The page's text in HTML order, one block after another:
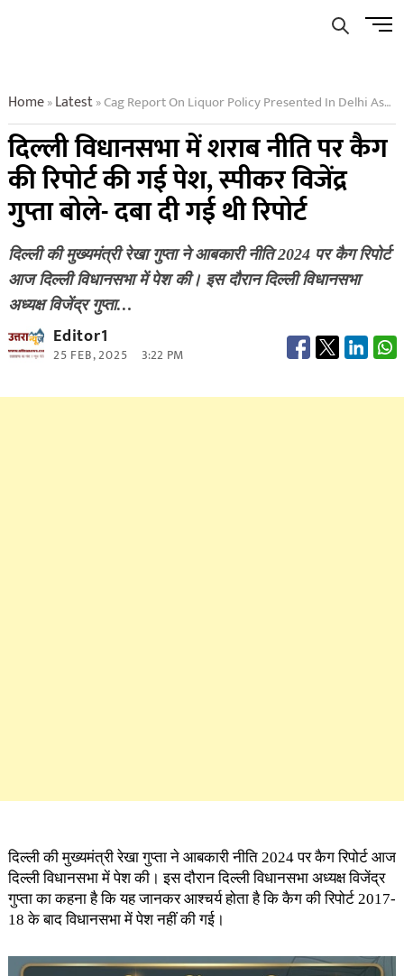
Menu
Home»Latest»Cag Report On Liquor Policy Presented In Delhi Assembly
दिल्ली विधानसभा में शराब नीति पर कैग
की रिपोर्ट की गई पेश, स्पीकर विजेंद्र
गुप्ता बोले- दबा दी गई थी रिपोर्ट
दिल्ली की मुख्यमंत्री रेखा गुप्ता ने आबकारी नीति 2024 पर कैग रिपोर्ट
आज दिल्ली विधानसभा में पेश की। इस दौरान दिल्ली विधानसभा
अध्यक्ष विजेंद्र गुप्ता…
Editor1
25 FEB, 2025 3:22 PM
दिल्ली की मुख्यमंत्री रेखा गुप्ता ने आबकारी नीति 2024 पर कैग रिपोर्ट आज
दिल्ली विधानसभा में पेश की। इस दौरान दिल्ली विधानसभा अध्यक्ष विजेंद्र
गुप्ता का कहना है कि यह जानकर आश्चर्य होता है कि कैग की रिपोर्ट 2017-
18 के बाद विधानसभा में पेश नहीं की गई।